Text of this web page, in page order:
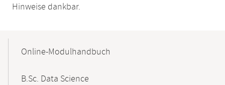
Hinweise dankbar.
NavigationOnline-Modulhandbuch
B.Sc. Data Science